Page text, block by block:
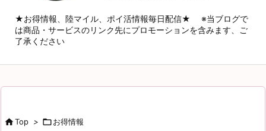
サイド


★お得情報、陸マイル、ポイ活情報毎日配信★ ※当ブログで
は商品・サービスのリンク先にプロモーションを含みます、ご
了承ください
Top > お得情報